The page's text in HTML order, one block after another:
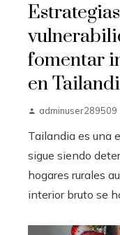
fomentar
en
adminuser289509
Tailandia es una
sigue siendo
hogares rurales
interior bruto se